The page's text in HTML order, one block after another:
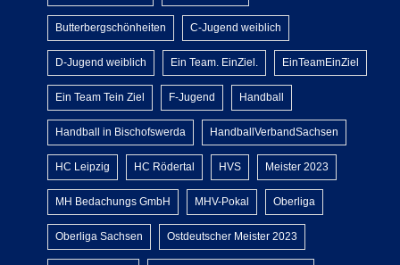
Butterbergschönheiten C-Jugend weiblich
D-Jugend weiblich Ein Team. EinZiel. EinTeamEinZiel
Ein Team Tein Ziel F-Jugend Handball
Handball in Bischofswerda HandballVerbandSachsen
HC Leipzig HC Rödertal HVS Meister 2023
MH Bedachungs GmbH MHV-Pokal Oberliga
Oberliga Sachsen Ostdeutscher Meister 2023